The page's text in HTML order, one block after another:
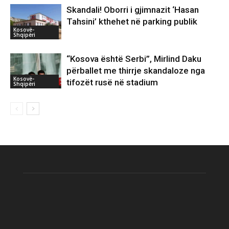
Kosovë-
Shqipëri
Skandali! Oborri i gjimnazit ‘Hasan
Tahsini’ kthehet në parking publik
Kosovë-
Shqipëri
“Kosova është Serbi”, Mirlind Daku
përballet me thirrje skandaloze nga
tifozët rusë në stadium